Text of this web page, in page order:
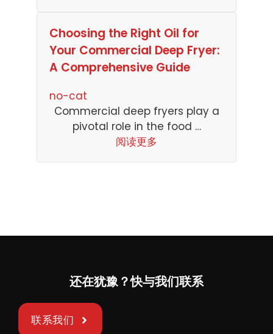
Choosing the Right Oil for
Your Commercial Deep Fryer:
A Comprehensive Guide
no-cat
Commercial deep fryers play a
pivotal role in the food …
阅读更多
还在犹豫？快与我们联系
联系我们